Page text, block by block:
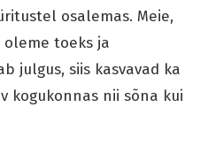
osalemas. Meie,
toeks ja
julgus, siis kasvavad ka
kogukonnas nii sõna kui